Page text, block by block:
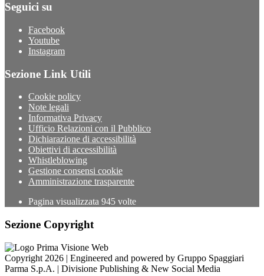
Seguici su
Facebook
Youtube
Instagram
Sezione Link Utili
Cookie policy
Note legali
Informativa Privacy
Ufficio Relazioni con il Pubblico
Dichiarazione di accessibilità
Obiettivi di accessibilità
Whistleblowing
Gestione consensi cookie
Amministrazione trasparente
Pagina visualizzata 945 volte
Sezione Copyright
Copyright 2026 | Engineered and powered by Gruppo Spaggiari
Parma S.p.A. | Divisione Publishing & New Social Media